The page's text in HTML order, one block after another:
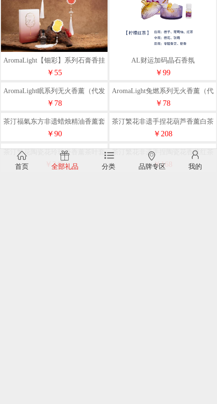
AromaLight【钿彩】系列石膏香挂
（代发香味随机）
￥55
AL财运加码晶石香氛
￥99
AromaLight眠系列无火香薰（代发
香味随机）
￥78
首页 全部礼品 分类 品牌专区 我的